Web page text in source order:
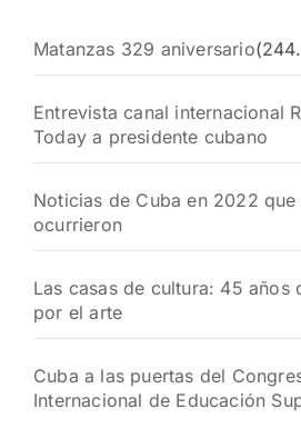
Matanzas 329 aniversario
Entrevista canal internacional
Today a presidente cubano
Noticias de Cuba en 2022 que
ocurrieron
Las casas de cultura: 45 años
por el arte
Cuba a las puertas del
Internacional de Educación